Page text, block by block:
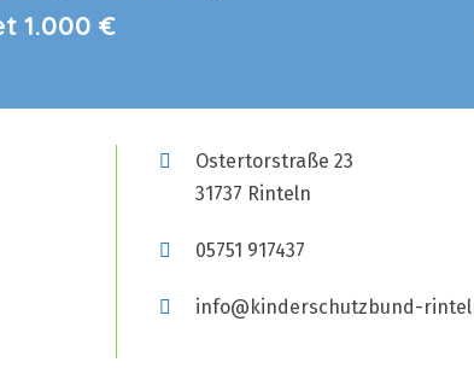
1.000 €
Ostertorstraße 23
31737 Rinteln
05751 917437
info@kinderschutzbund-